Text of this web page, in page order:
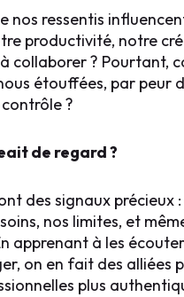
nos ressentis
productivité, notre
collaborer ? Pourtant,
étouffées, par peur
?
de regard ?
des signaux précieux :
nos limites, et
apprenant à les
on en fait des alliées
plus
+33 6 52 90 26 82